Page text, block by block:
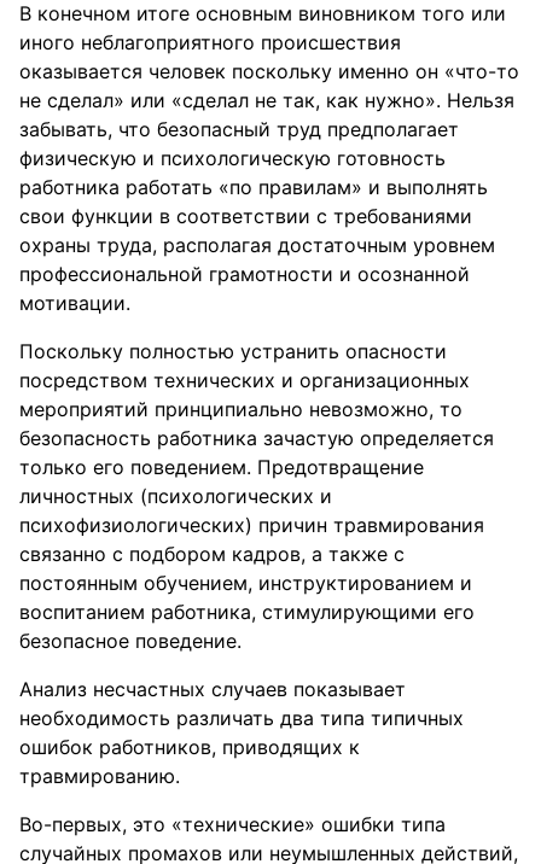
В конечном итоге основным виновником того или
иного неблагоприятного происшествия
оказывается человек поскольку именно он «что-то
не сделал» или «сделал не так, как нужно». Нельзя
забывать, что безопасный труд предполагает
физическую и психологическую готовность
работника работать «по правилам» и выполнять
свои функции в соответствии с требованиями
охраны труда, располагая достаточным уровнем
профессиональной грамотности и осознанной
мотивации.
Поскольку полностью устранить опасности
посредством технических и организационных
мероприятий принципиально невозможно, то
безопасность работника зачастую определяется
только его поведением. Предотвращение
личностных (психологических и
психофизиологических) причин травмирования
связанно с подбором кадров, а также с
постоянным обучением, инструктированием и
воспитанием работника, стимулирующими его
безопасное поведение.
Анализ несчастных случаев показывает
необходимость различать два типа типичных
ошибок работников, приводящих к
травмированию.
Во-первых, это «технические» ошибки типа
случайных промахов или неумышленных действий,